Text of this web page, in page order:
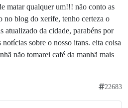
matar qualquer um!!! não conto as
no blog do xerife, tenho certeza o
atualizado da cidade, parabéns por
sobre o nosso itans. eita coisa
não tomarei café da manhã mais
22683